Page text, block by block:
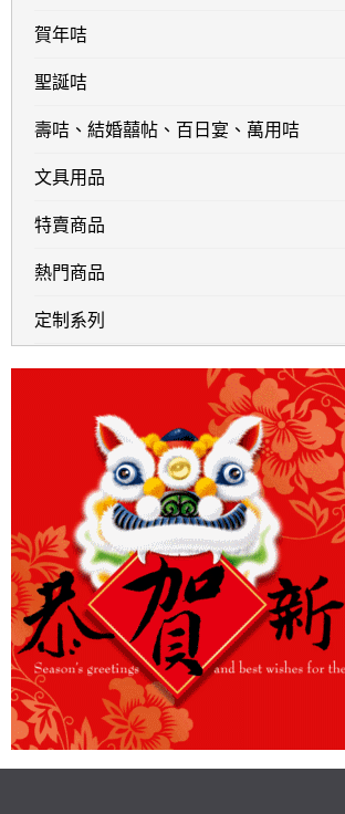
賀年咭
聖誕咭
壽咭、結婚囍帖、百日宴、萬用咭
文具用品
特賣商品
熱門商品
定制系列